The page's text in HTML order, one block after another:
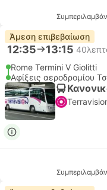
Άμεση επιβεβαίωση
12:35 13:15
Rome Termini V Giolitti
Αφίξεις αεροδρομίου